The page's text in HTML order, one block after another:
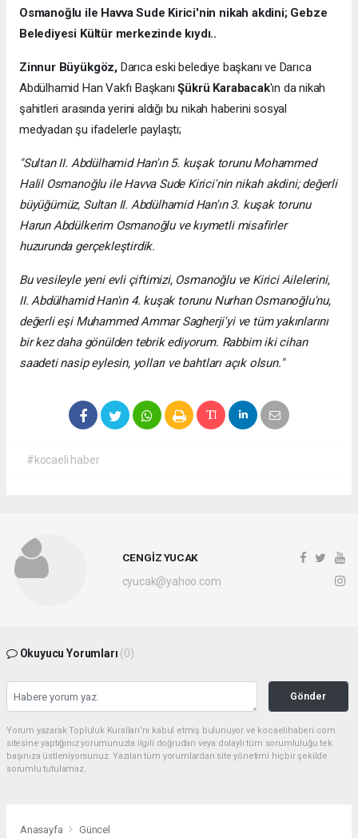
Osmanoğlu ile Havva Sude Kirici'nin nikah akdini; Gebze
Belediyesi Kültür merkezinde kıydı..
Zinnur Büyükgöz, Darıca eski belediye başkanı ve Darıca
Abdülhamid Han Vakfı BaşkanıŞükrü Karabacak'ın da nikah
şahitleri arasında yerini aldığı bu nikah haberini sosyal
medyadan şu ifadelerle paylaştı;
"Sultan II. Abdülhamid Han'ın 5. kuşak torunu Mohammed
Halil Osmanoğlu ile Havva Sude Kirici'nin nikah akdini; değerli
büyüğümüz, Sultan II. Abdülhamid Han'ın 3. kuşak torunu
Harun Abdülkerim Osmanoğlu ve kıymetli misafirler
huzurunda gerçekleştirdik.
Bu vesileyle yeni evli çiftimizi, Osmanoğlu ve Kirici Ailelerini,
II. Abdülhamid Han'ın 4. kuşak torunu Nurhan Osmanoğlu'nu,
değerli eşi Muhammed Ammar Sagherji'yi ve tüm yakınlarını
bir kez daha gönülden tebrik ediyorum. Rabbim iki cihan
saadeti nasip eylesin, yolları ve bahtları açık olsun."
#kocaeli haber
CENGİZ YUCAK
cyucak@yahoo.com
Okuyucu Yorumları (0)
Gönder
Yorum yazarak Topluluk Kuralları’nı kabul etmiş bulunuyor ve kocaelihaberi.com
sitesine yaptığınız yorumunuzla ilgili doğrudan veya dolaylı tüm sorumluluğu tek
başınıza üstleniyorsunuz. Yazılan tüm yorumlardan site yönetimi hiçbir şekilde
sorumlu tutulamaz.
Anasayfa Güncel